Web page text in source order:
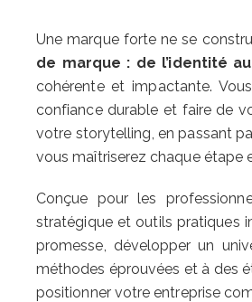
Une marque forte ne se
de marque : de l’identité
cohérente et impactante.
confiance durable et faire de
votre storytelling, en passant
vous maîtriserez chaque étape
Conçue pour les
stratégique et outils pratiques
promesse, développer un
méthodes éprouvées et à des
positionner votre entreprise